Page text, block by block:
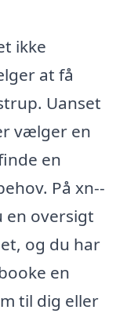
ikke
at få
Uanset
vælger en
en
På xn--
en oversigt
og du har
en
til dig eller